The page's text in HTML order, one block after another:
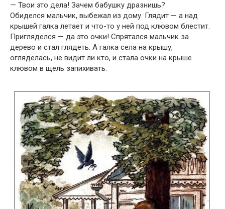
— Твои это дела! Зачем бабушку дразнишь?
Обиделся мальчик, выбежал из дому. Глядит — а над
крышей галка летает и что-то у ней под клювом блестит.
Пригляделся — да это очки! Спрятался мальчик за
дерево и стал глядеть. А галка села на крышу,
огляделась, не видит ли кто, и стала очки на крыше
клювом в щель запихивать.